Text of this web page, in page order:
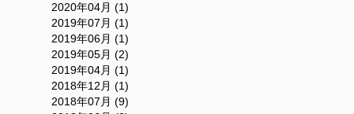
2020年04月 (1)
2019年07月 (1)
2019年06月 (1)
2019年05月 (2)
2019年04月 (1)
2018年12月 (1)
2018年07月 (9)